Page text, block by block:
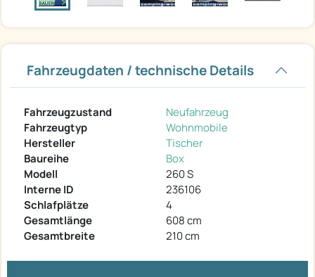
Fahrzeugdaten / technische Details
Fahrzeugzustand
Neufahrzeug
Fahrzeugtyp
Wohnmobile
Hersteller
Tischer
Baureihe
Box
Modell
260 S
Interne ID
236106
Schlafplätze
4
Gesamtlänge
608 cm
Gesamtbreite
210 cm